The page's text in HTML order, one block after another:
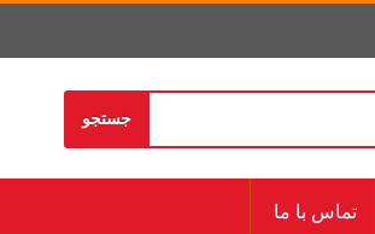
جستجو
تماس با ما